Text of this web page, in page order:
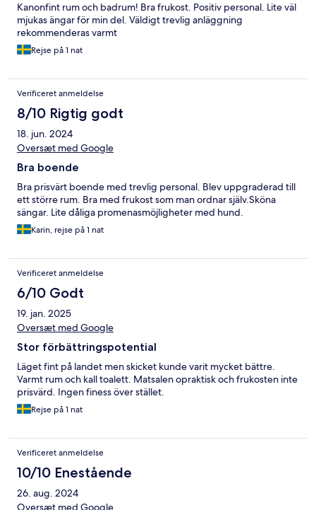
Kanonfint rum och badrum! Bra frukost. Positiv personal. Lite väl
mjukas ängar för min del. Väldigt trevlig anläggning
rekommenderas varmt
Rejse på 1 nat
Verificeret anmeldelse
8/10 Rigtig godt
18. jun. 2024
Oversæt med Google
Bra boende
Bra prisvärt boende med trevlig personal. Blev uppgraderad till
ett större rum. Bra med frukost som man ordnar själv.Sköna
sängar. Lite dåliga promenasmöjligheter med hund.
Karin, rejse på 1 nat
Verificeret anmeldelse
6/10 Godt
19. jan. 2025
Oversæt med Google
Stor förbättringspotential
Läget fint på landet men skicket kunde varit mycket bättre.
Varmt rum och kall toalett. Matsalen opraktisk och frukosten inte
prisvärd. Ingen finess över stället.
Rejse på 1 nat
Verificeret anmeldelse
10/10 Enestående
26. aug. 2024
Oversæt med Google